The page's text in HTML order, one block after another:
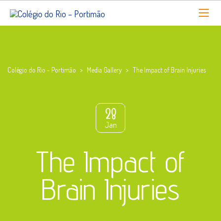
Colégio do Rio - Portimão > Media Gallery > The Impact of Brain Injuries
28
Jan
The Impact of
Brain Injuries